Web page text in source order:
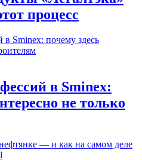
процесс
в Sminex:
не только